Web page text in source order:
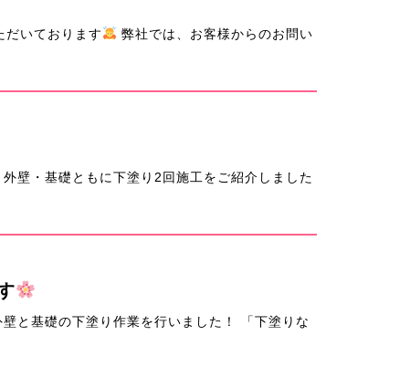
だいております
弊社では、お客様からのお問い
外壁・基礎ともに下塗り2回施工をご紹介しました
と基礎の下塗り作業を行いました！ 「下塗りな